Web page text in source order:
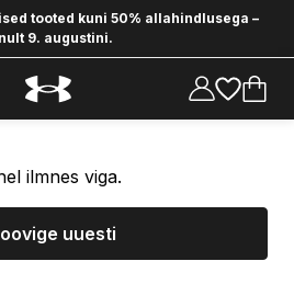
tooted kuni 50% allahindlusega –
9. augustini.
ilmnes viga.
uuesti